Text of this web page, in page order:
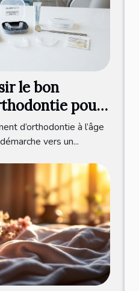
le bon
pour
d’orthodontie à l’âge
vers un...